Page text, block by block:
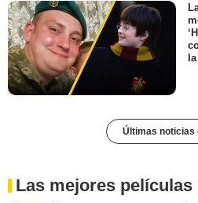
Últimas noticias
Las mejores películas